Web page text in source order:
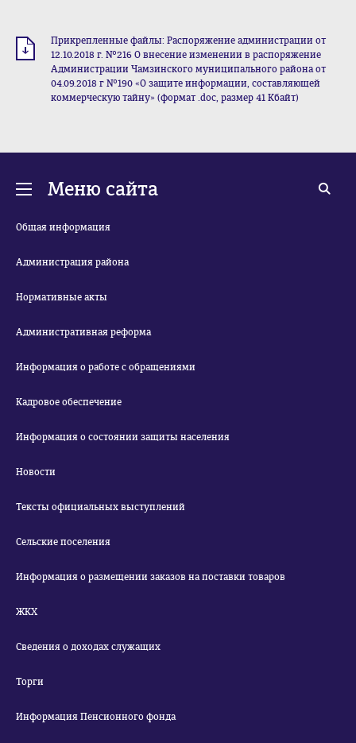
Прикрепленные файлы: Распоряжение администрации от
12.10.2018 г. №216 О внесение изменении в распоряжение
Администрации Чамзинского муниципального района от
04.09.2018 г №190 «О защите информации, составляющей
коммерческую тайну» (формат .doc, размер 41 Кбайт)
Меню сайта
Общая информация
Администрация района
Нормативные акты
Административная реформа
Информация о работе с обращениями
Кадровое обеспечение
Информация о состоянии защиты населения
Новости
Тексты официальных выступлений
Сельские поселения
Информация о размещении заказов на поставки товаров
ЖКХ
Сведения о доходах служащих
Торги
Информация Пенсионного фонда